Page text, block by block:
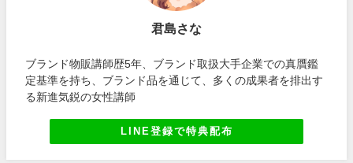
君島さな
ブランド物販講師歴5年、ブランド取扱大手企業での真贋鑑
定基準を持ち、ブランド品を通じて、多くの成果者を排出す
る新進気鋭の女性講師
LINE登録で特典配布